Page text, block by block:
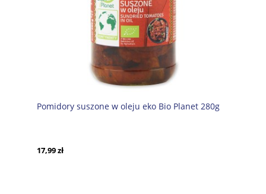
Pomidory suszone w oleju eko Bio Planet 280g
17,99 zł